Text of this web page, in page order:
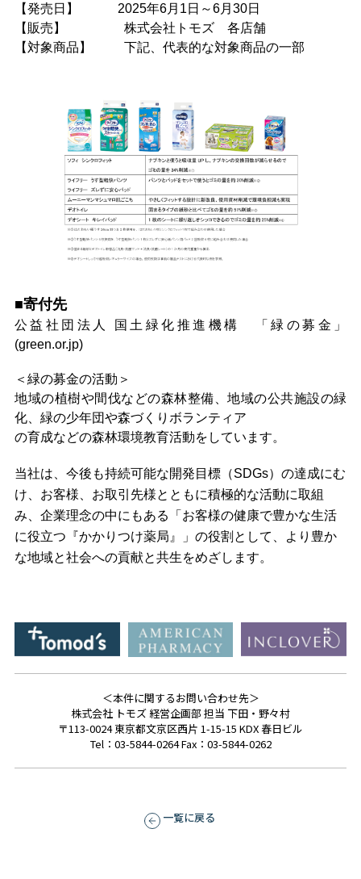
【発売日】 2025年6月1日～6月30日
【販売】 株式会社トモズ 各店舗
【対象商品】 下記、代表的な対象商品の一部
■寄付先
公益社団法人 国土緑化推進機構 「緑の募金」
(green.or.jp)
＜緑の募金の活動＞
地域の植樹や間伐などの森林整備、地域の公共施設の緑
化、緑の少年団や森づくりボランティア
の育成などの森林環境教育活動をしています。
当社は、今後も持続可能な開発目標（SDGs）の達成にむ
け、お客様、お取引先様とともに積極的な活動に取組
み、企業理念の中にもある「お客様の健康で豊かな生活
に役立つ『かかりつけ薬局』」の役割として、より豊か
な地域と社会への貢献と共生をめざします。
＜本件に関するお問い合わせ先＞
株式会社 トモズ 経営企画部 担当 下田・野々村
〒113-0024 東京都文京区西片 1-15-15 KDX 春日ビル
Tel：03-5844-0264 Fax：03-5844-0262
一覧に戻る